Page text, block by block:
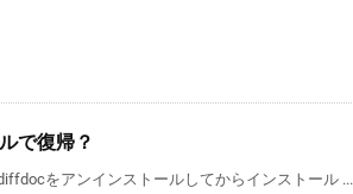
で復帰？
をアンインストールしてからインストール ...